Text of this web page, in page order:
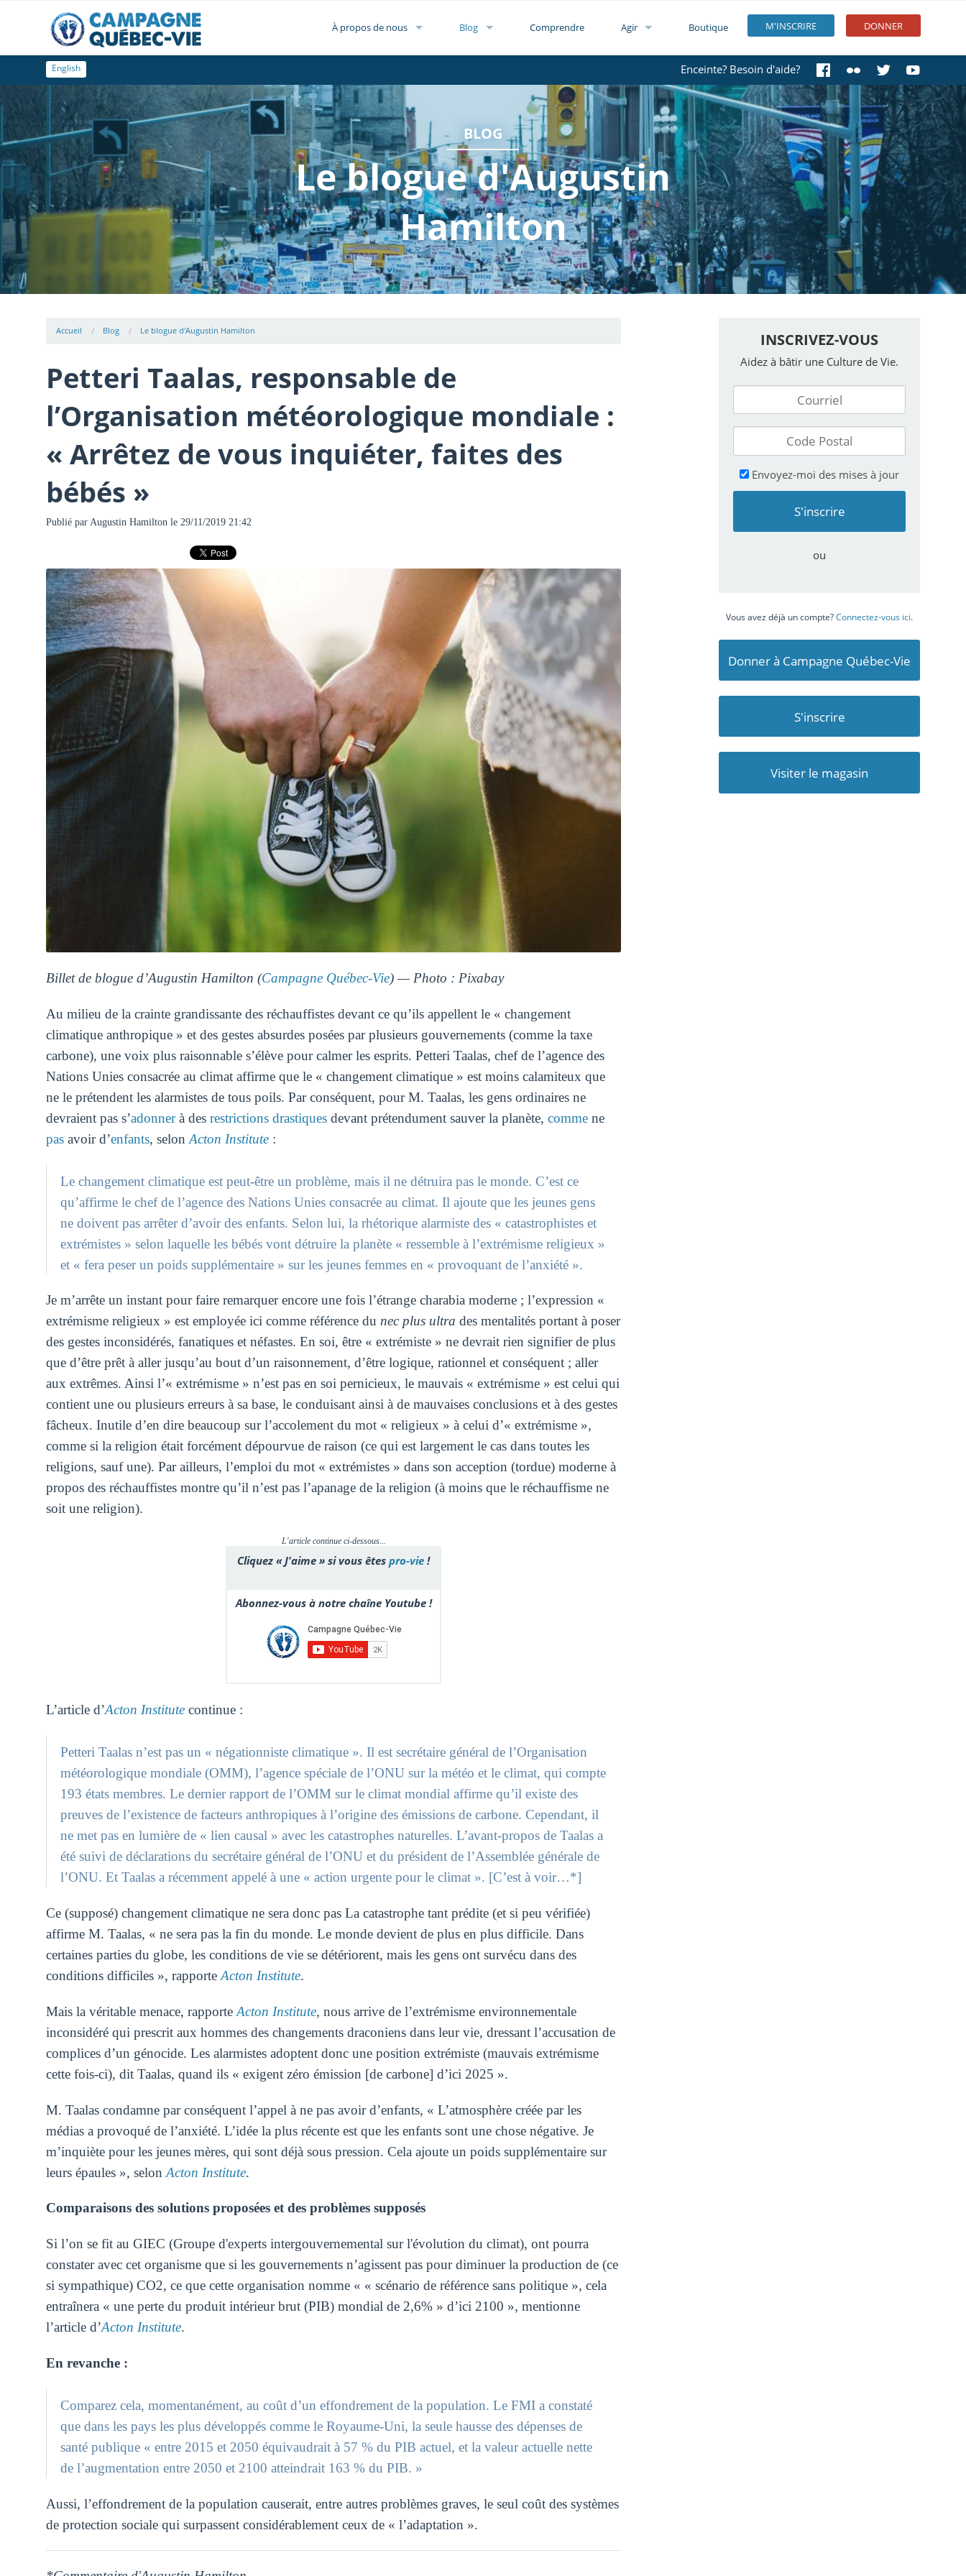
M'INSCRIRE DONNER
À propos de nous Blog Comprendre Agir Boutique
Enceinte? Besoin d'aide?
English
BLOG
Le blogue d'Augustin
Hamilton
Accueil Blog Le blogue d'Augustin Hamilton
Petteri Taalas, responsable de
l’Organisation météorologique mondiale :
« Arrêtez de vous inquiéter, faites des
bébés »
Publié par Augustin Hamilton le 29/11/2019 21:42
Billet de blogue d’Augustin Hamilton (Campagne Québec-Vie) — Photo : Pixabay
Au milieu de la crainte grandissante des réchauffistes devant ce qu’ils appellent le « changement
climatique anthropique » et des gestes absurdes posées par plusieurs gouvernements (comme la taxe
carbone), une voix plus raisonnable s’élève pour calmer les esprits. Petteri Taalas, chef de l’agence des
Nations Unies consacrée au climat affirme que le « changement climatique » est moins calamiteux que
ne le prétendent les alarmistes de tous poils. Par conséquent, pour M. Taalas, les gens ordinaires ne
devraient pas s’adonnerà des restrictions drastiquesdevant prétendument sauver la planète, commene
pasavoir d’enfants, selon Acton Institute :
Le changement climatique est peut-être un problème, mais il ne détruira pas le monde. C’est ce
qu’affirme le chef de l’agence des Nations Unies consacrée au climat. Il ajoute que les jeunes gens
ne doivent pas arrêter d’avoir des enfants. Selon lui, la rhétorique alarmiste des « catastrophistes et
extrémistes » selon laquelle les bébés vont détruire la planète « ressemble à l’extrémisme religieux »
et « fera peser un poids supplémentaire » sur les jeunes femmes en « provoquant de l’anxiété ».
Je m’arrête un instant pour faire remarquer encore une fois l’étrange charabia moderne ; l’expression «
extrémisme religieux » est employée ici comme référence du nec plus ultra des mentalités portant à poser
des gestes inconsidérés, fanatiques et néfastes. En soi, être « extrémiste » ne devrait rien signifier de plus
que d’être prêt à aller jusqu’au bout d’un raisonnement, d’être logique, rationnel et conséquent ; aller
aux extrêmes. Ainsi l’« extrémisme » n’est pas en soi pernicieux, le mauvais « extrémisme » est celui qui
contient une ou plusieurs erreurs à sa base, le conduisant ainsi à de mauvaises conclusions et à des gestes
fâcheux. Inutile d’en dire beaucoup sur l’accolement du mot « religieux » à celui d’« extrémisme »,
comme si la religion était forcément dépourvue de raison (ce qui est largement le cas dans toutes les
religions, sauf une). Par ailleurs, l’emploi du mot « extrémistes » dans son acception (tordue) moderne à
propos des réchauffistes montre qu’il n’est pas l’apanage de la religion (à moins que le réchauffisme ne
soit une religion).
L'article continue ci-dessous...
Cliquez « J'aime » si vous êtes pro-vie !
Abonnez-vous à notre chaîne Youtube !
L’article d’Acton Institutecontinue :
Petteri Taalas n’est pas un « négationniste climatique ». Il est secrétaire général de l’Organisation
météorologique mondiale (OMM), l’agence spéciale de l’ONU sur la météo et le climat, qui compte
193 états membres. Le dernier rapport de l’OMM sur le climat mondial affirme qu’il existe des
preuves de l’existence de facteurs anthropiques à l’origine des émissions de carbone. Cependant, il
ne met pas en lumière de « lien causal » avec les catastrophes naturelles. L’avant-propos de Taalas a
été suivi de déclarations du secrétaire général de l’ONU et du président de l’Assemblée générale de
l’ONU. Et Taalas a récemment appelé à une « action urgente pour le climat ». [C’est à voir…*]
Ce (supposé) changement climatique ne sera donc pas La catastrophe tant prédite (et si peu vérifiée)
affirme M. Taalas, « ne sera pas la fin du monde. Le monde devient de plus en plus difficile. Dans
certaines parties du globe, les conditions de vie se détériorent, mais les gens ont survécu dans des
conditions difficiles », rapporte Acton Institute.
Mais la véritable menace, rapporte Acton Institute, nous arrive de l’extrémisme environnementale
inconsidéré qui prescrit aux hommes des changements draconiens dans leur vie, dressant l’accusation de
complices d’un génocide. Les alarmistes adoptent donc une position extrémiste (mauvais extrémisme
cette fois-ci), dit Taalas, quand ils « exigent zéro émission [de carbone] d’ici 2025 ».
M. Taalas condamne par conséquent l’appel à ne pas avoir d’enfants, « L’atmosphère créée par les
médias a provoqué de l’anxiété. L’idée la plus récente est que les enfants sont une chose négative. Je
m’inquiète pour les jeunes mères, qui sont déjà sous pression. Cela ajoute un poids supplémentaire sur
leurs épaules », selon Acton Institute.
Comparaisons des solutions proposées et des problèmes supposés
Si l’on se fit au GIEC (Groupe d'experts intergouvernemental sur l'évolution du climat), ont pourra
constater avec cet organisme que si les gouvernements n’agissent pas pour diminuer la production de (ce
si sympathique) CO2, ce que cette organisation nomme « « scénario de référence sans politique », cela
entraînera « une perte du produit intérieur brut (PIB) mondial de 2,6% » d’ici 2100 », mentionne
l’article d’Acton Institute.
En revanche :
Comparez cela, momentanément, au coût d’un effondrement de la population. Le FMI a constaté
que dans les pays les plus développés comme le Royaume-Uni, la seule hausse des dépenses de
santé publique « entre 2015 et 2050 équivaudrait à 57 % du PIB actuel, et la valeur actuelle nette
de l’augmentation entre 2050 et 2100 atteindrait 163 % du PIB. »
Aussi, l’effondrement de la population causerait, entre autres problèmes graves, le seul coût des systèmes
de protection sociale qui surpassent considérablement ceux de « l’adaptation ».
INSCRIVEZ-VOUS
Aidez à bâtir une Culture de Vie.
Envoyez-moi des mises à jour
ou
Vous avez déjà un compte?Connectez-vous ici.
Donner à Campagne Québec-Vie
S'inscrire
Visiter le magasin